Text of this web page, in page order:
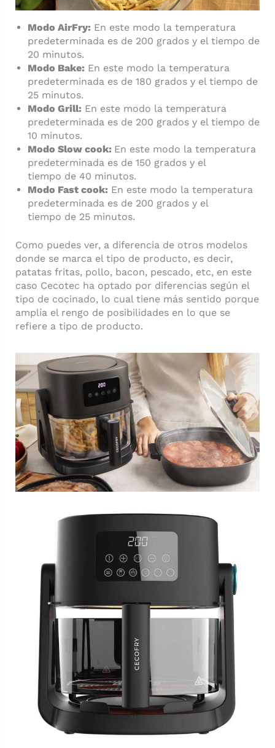
Modo AirFry:En este modo la temperatura
predeterminada es de 200 grados y el tiempo de
20 minutos.
Modo Bake:En este modo la temperatura
predeterminada es de 180 grados y el tiempo de
25 minutos.
Modo Grill:En este modo la temperatura
predeterminada es de 200 grados y el tiempo de
10 minutos.
Modo Slow cook: En este modo la temperatura
predeterminada es de 150 grados y el
tiempo de 40 minutos.
Modo Fast cook:En este modo la temperatura
predeterminada es de 200 grados y el
tiempo de 25 minutos.
Como puedes ver, a diferencia de otros modelos
donde se marca el tipo de producto, es decir,
patatas fritas, pollo, bacon, pescado, etc, en este
caso Cecotec ha optado por diferencias según el
tipo de cocinado, lo cual tiene más sentido porque
amplía el rengo de posibilidades en lo que se
refiere a tipo de producto.